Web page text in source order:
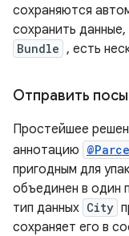
сохраняются
сохранить
Bundle , есть
Отправить
Простейшее
аннотацию
пригодным для
объединен в один
тип данных City
сохраняет его в